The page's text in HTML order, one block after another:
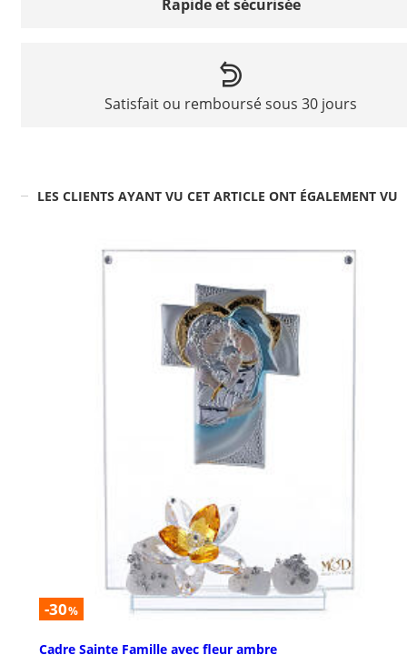
Rapide et sécurisée
Satisfait ou remboursé sous 30 jours
LES CLIENTS AYANT VU CET ARTICLE ONT ÉGALEMENT VU
-30%
Cadre Sainte Famille avec fleur ambre